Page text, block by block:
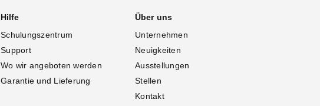
Hilfe
Schulungszentrum
Support
Wo wir angeboten werden
Garantie und Lieferung
Über uns
Unternehmen
Neuigkeiten
Ausstellungen
Stellen
Kontakt